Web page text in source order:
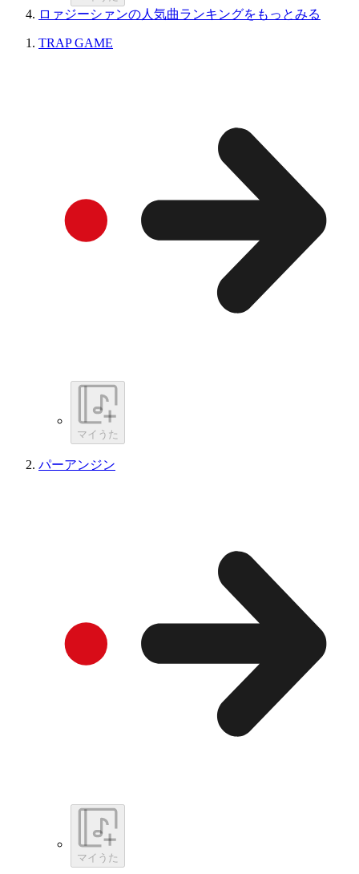
ロァジーシァンの人気曲ランキングをもっとみる
TRAP GAME
マイうた
パーアンジン
マイうた